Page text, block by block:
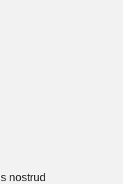
nostrud